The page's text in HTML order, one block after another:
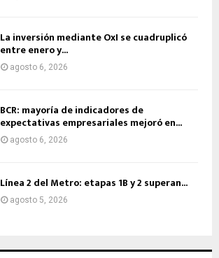
La inversión mediante OxI se cuadruplicó
entre enero y...
agosto 6, 2026
BCR: mayoría de indicadores de
expectativas empresariales mejoró en...
agosto 6, 2026
Línea 2 del Metro: etapas 1B y 2 superan...
agosto 5, 2026